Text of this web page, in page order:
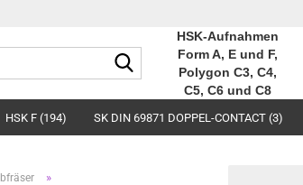
Suche...
HSK-Aufnahmen
Form A, E und F,
Polygon C3, C4,
C5, C6 und C8
HSK F (194) SK DIN 69871 DOPPEL-CONTACT (3)
»